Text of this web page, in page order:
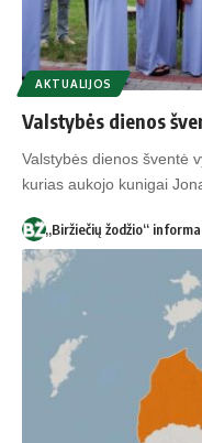
AKTUALIJOS
Valstybės dienos
Valstybės dienos šventė
kurias aukojo kunigai
„Biržiečių žodžio“